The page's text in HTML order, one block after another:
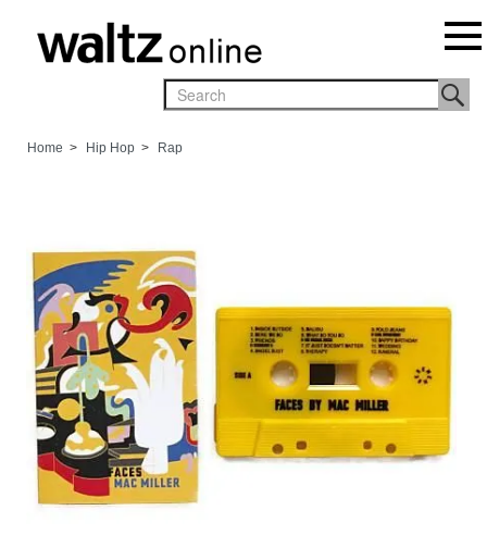
Home > Hip Hop > Rap